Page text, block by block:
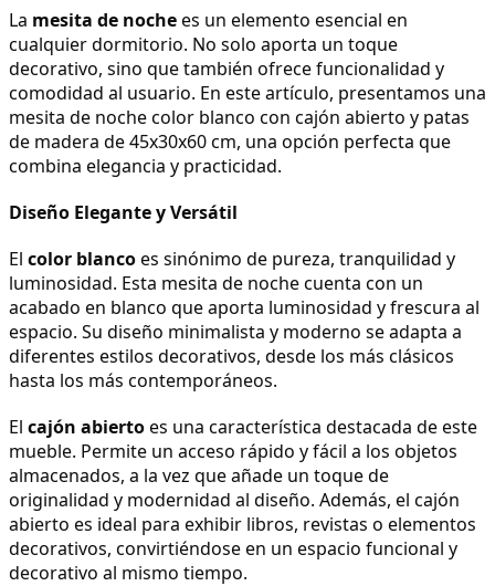
La mesita de noche es un elemento esencial en
cualquier dormitorio. No solo aporta un toque
decorativo, sino que también ofrece funcionalidad y
comodidad al usuario. En este artículo, presentamos una
mesita de noche color blanco con cajón abierto y patas
de madera de 45x30x60 cm, una opción perfecta que
combina elegancia y practicidad.
Diseño Elegante y Versátil
El color blanco es sinónimo de pureza, tranquilidad y
luminosidad. Esta mesita de noche cuenta con un
acabado en blanco que aporta luminosidad y frescura al
espacio. Su diseño minimalista y moderno se adapta a
diferentes estilos decorativos, desde los más clásicos
hasta los más contemporáneos.
El cajón abierto es una característica destacada de este
mueble. Permite un acceso rápido y fácil a los objetos
almacenados, a la vez que añade un toque de
originalidad y modernidad al diseño. Además, el cajón
abierto es ideal para exhibir libros, revistas o elementos
decorativos, convirtiéndose en un espacio funcional y
decorativo al mismo tiempo.